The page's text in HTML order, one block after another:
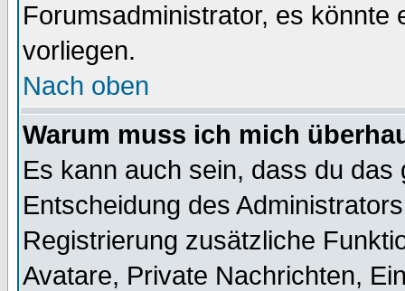
Forumsadministrator, es könnte
vorliegen.
Nach oben
Warum muss ich mich
Es kann auch sein, dass du
Entscheidung des
Registrierung zusätzliche
Avatare, Private Nachrichten,